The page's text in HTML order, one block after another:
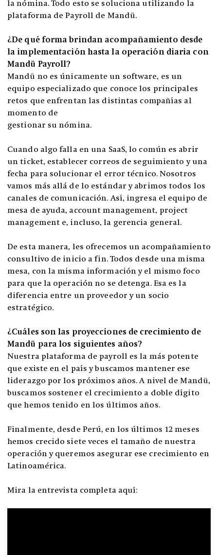
la nómina. Todo esto se soluciona utilizando la
plataforma de Payroll de Mandü.
¿De qué forma brindan acompañamiento desde
la implementación hasta la operación diaria con
Mandü Payroll?
Mandü no es únicamente un software, es un
equipo especializado que conoce los principales
retos que enfrentan las distintas compañías al
momento de
gestionar su nómina.
Cuando algo falla en una SaaS, lo común es abrir
un ticket, establecer correos de seguimiento y una
fecha para solucionar el error técnico. Nosotros
vamos más allá de lo estándar y abrimos todos los
canales de comunicación. Así, ingresa el equipo de
mesa de ayuda, account management, project
management e, incluso, la gerencia general.
De esta manera, les ofrecemos un acompañamiento
consultivo de inicio a fin. Todos desde una misma
mesa, con la misma información y el mismo foco
para que la operación no se detenga. Esa es la
diferencia entre un proveedor y un socio
estratégico.
¿Cuáles son las proyecciones de crecimiento de
Mandü para los siguientes años?
Nuestra plataforma de payroll es la más potente
que existe en el país y buscamos mantener ese
liderazgo por los próximos años. A nivel de Mandü,
buscamos sostener el crecimiento a doble dígito
que hemos tenido en los últimos años.
Finalmente, desde Perú, en los últimos 12 meses
hemos crecido siete veces el tamaño de nuestra
operación y queremos asegurar ese crecimiento en
Latinoamérica.
Mira la entrevista completa aquí: